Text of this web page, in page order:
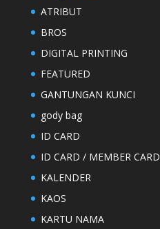
ATRIBUT
BROS
DIGITAL PRINTING
FEATURED
GANTUNGAN KUNCI
gody bag
ID CARD
ID CARD / MEMBER CARD
KALENDER
KAOS
KARTU NAMA